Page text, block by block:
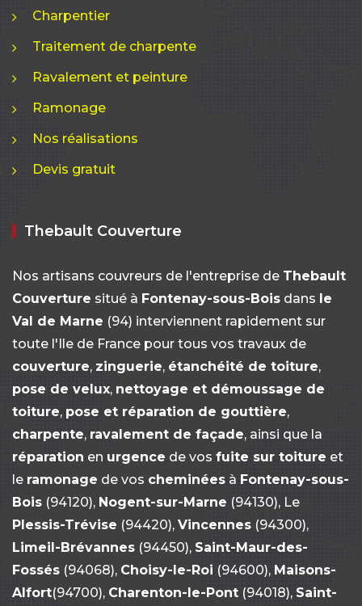
Charpentier
Traitement de charpente
Ravalement et peinture
Ramonage
Nos réalisations
Devis gratuit
Thebault Couverture
Nos artisans couvreurs de l'entreprise de Thebault
Couverture situé à Fontenay-sous-Bois dans le
Val de Marne (94) interviennent rapidement sur
toute l'Ile de France pour tous vos travaux de
couverture, zinguerie, étanchéité de toiture,
pose de velux, nettoyage et démoussage de
toiture, pose et réparation de gouttière,
charpente, ravalement de façade, ainsi que la
réparation en urgence de vos fuite sur toiture et
le ramonage de vos cheminées à Fontenay-sous-
Bois (94120), Nogent-sur-Marne (94130), Le
Plessis-Trévise (94420), Vincennes (94300),
Limeil-Brévannes (94450), Saint-Maur-des-
Fossés (94068), Choisy-le-Roi (94600), Maisons-
Alfort(94700), Charenton-le-Pont (94018), Saint-